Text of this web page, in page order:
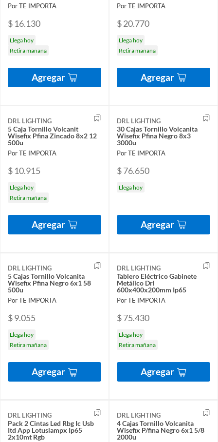
Por TE IMPORTA
$ 16.130
Llega hoy
Retira mañana
Agregar
Por TE IMPORTA
$ 20.770
Llega hoy
Retira mañana
Agregar
DRL LIGHTING
5 Caja Tornillo Volcanit
Wisefix Pfina Zincado 8x2 12
500u
Por TE IMPORTA
$ 10.915
Llega hoy
Retira mañana
Agregar
DRL LIGHTING
30 Cajas Tornillo Volcanita
Wisefix Pfina Negro 8x3
3000u
Por TE IMPORTA
$ 76.650
Llega hoy
Agregar
DRL LIGHTING
5 Cajas Tornillo Volcanita
Wisefix Pfina Negro 6x1 58
500u
Por TE IMPORTA
$ 9.055
Llega hoy
Retira mañana
Agregar
DRL LIGHTING
Tablero Eléctrico Gabinete
Metálico Drl
600x400x200mm Ip65
Por TE IMPORTA
$ 75.430
Llega hoy
Retira mañana
Agregar
DRL LIGHTING
Pack 2 Cintas Led Rbg Ic Usb
Itd App Lotuslampx Ip65
2x10mt Rgb
DRL LIGHTING
4 Cajas Tornillo Volcanita
Wisefix P/fina Negro 6x1 5/8
2000u